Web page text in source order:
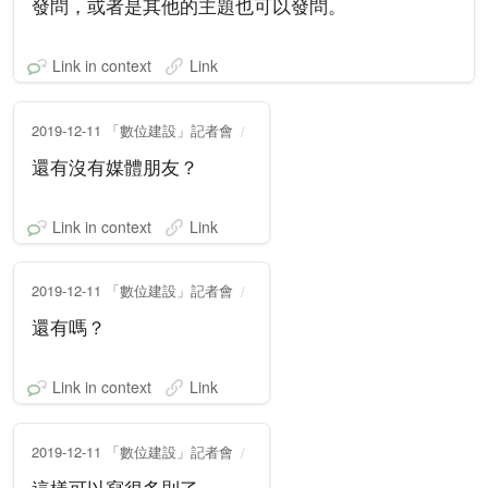
發問，或者是其他的主題也可以發問。
Link in context Link
2019-12-11 「數位建設」記者會
還有沒有媒體朋友？
Link in context Link
2019-12-11 「數位建設」記者會
還有嗎？
Link in context Link
2019-12-11 「數位建設」記者會